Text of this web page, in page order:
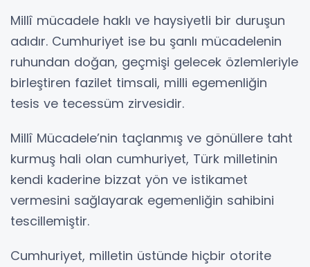
Millî mücadele haklı ve haysiyetli bir duruşun
adıdır. Cumhuriyet ise bu şanlı mücadelenin
ruhundan doğan, geçmişi gelecek özlemleriyle
birleştiren fazilet timsali, milli egemenliğin
tesis ve tecessüm zirvesidir.
Millî Mücadele’nin taçlanmış ve gönüllere taht
kurmuş hali olan cumhuriyet, Türk milletinin
kendi kaderine bizzat yön ve istikamet
vermesini sağlayarak egemenliğin sahibini
tescillemiştir.
Cumhuriyet, milletin üstünde hiçbir otorite